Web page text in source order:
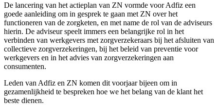
De lancering van het actieplan van ZN vormde voor Adfiz een
goede aanleiding om in gesprek te gaan met ZN over het
functioneren van de zorgketen, en met name de rol van de adviseurs
hierin. De adviseur speelt immers een belangrijke rol in het
verbinden van werkgevers met zorgverzekeraars bij het afsluiten van
collectieve zorgverzekeringen, bij het beleid van preventie voor
werkgevers en in het advies van zorgverzekeringen aan
consumenten.
Leden van Adfiz en ZN komen dit voorjaar bijeen om in
gezamenlijkheid te bespreken hoe we het belang van de klant het
beste dienen.